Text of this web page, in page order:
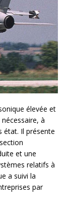
élevée et
à
état. Il présente
et une
relatifs à
a suivi la
par